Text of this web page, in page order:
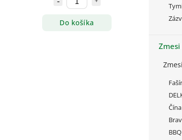
Čína
BBQ
Do košíka